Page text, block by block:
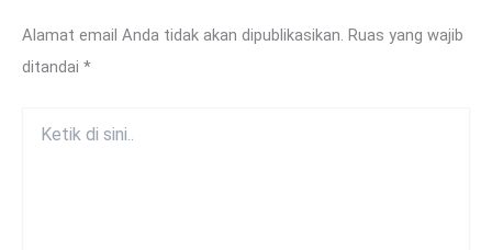
Alamat email Anda tidak akan dipublikasikan. Ruas yang wajib
ditandai *